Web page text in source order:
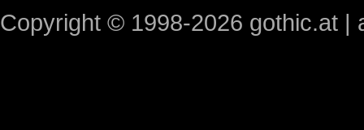
Copyright © 1998-2026 gothic.at |